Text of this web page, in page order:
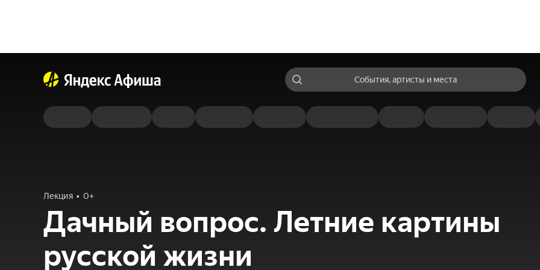
События, артисты и места
Лекция 0+
Дачный вопрос. Летние картины
русской жизни